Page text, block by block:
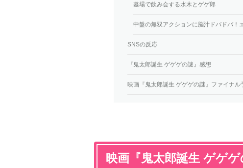
墓場で飲み会する水木とゲゲ郎
中盤の無双アクションに脳汁ドバドバ！
SNSの反応
『鬼太郎誕生 ゲゲゲの謎』感想
映画『鬼太郎誕生 ゲゲゲの謎』ファイナル
映画『鬼太郎誕生 ゲゲ